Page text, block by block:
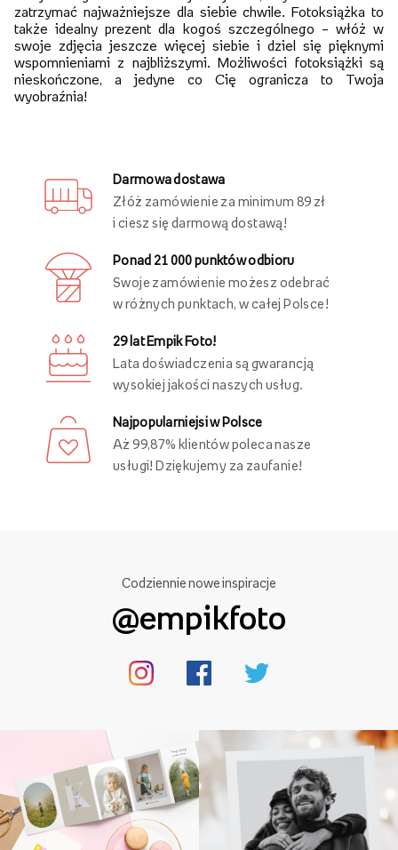
zatrzymać najważniejsze dla siebie chwile. Fotoksiążka to
także idealny prezent dla kogoś szczególnego – włóż w
swoje zdjęcia jeszcze więcej siebie i dziel się pięknymi
wspomnieniami z najbliższymi. Możliwości fotoksiążki są
nieskończone, a jedyne co Cię ogranicza to Twoja
wyobraźnia!
Darmowa dostawa
Złóż zamówienie za minimum 89 zł
i ciesz się darmową dostawą!
Ponad 21 000 punktów odbioru
Swoje zamówienie możesz odebrać
w różnych punktach, w całej Polsce!
29 lat Empik Foto!
Lata doświadczenia są gwarancją
wysokiej jakości naszych usług.
Najpopularniejsi w Polsce
Aż 99,87% klientów poleca nasze
usługi! Dziękujemy za zaufanie!
Codziennie nowe inspiracje
@empikfoto